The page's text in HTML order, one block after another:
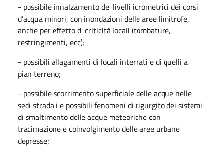
- possibile innalzamento dei livelli idrometrici dei corsi
d’acqua minori, con inondazioni delle aree limitrofe,
anche per effetto di criticità locali (tombature,
restringimenti, ecc);
- possibili allagamenti di locali interrati e di quelli a
pian terreno;
- possibile scorrimento superficiale delle acque nelle
sedi stradali e possibili fenomeni di rigurgitodei sistemi
di smaltimento delle acque meteoriche con
tracimazione e coinvolgimento delle aree urbane
depresse;